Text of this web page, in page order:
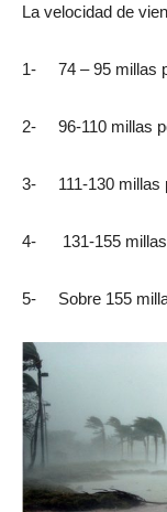
La velocidad de
1- 74 – 95 millas
2- 96-110 millas
3- 111-130 millas
4- 131-155 millas
5- Sobre 155